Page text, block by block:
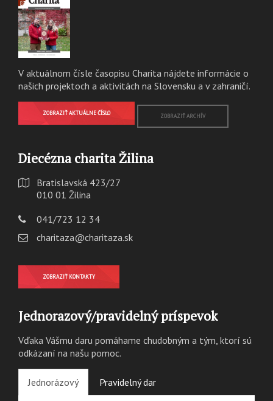
V aktuálnom čísle časopisu Charita nájdete informácie o
našich projektoch a aktivitách na Slovensku a v zahraničí.
ZOBRAZIŤ AKTUÁLNE ČÍSLO ZOBRAZIŤ ARCHÍV
Diecézna charita Žilina
Bratislavská 423/27
010 01 Žilina
041/723 12 34
charitaza@charitaza.sk
ZOBRAZIŤ KONTAKTY
Jednorazový/pravidelný príspevok
Vďaka Vášmu daru pomáhame chudobným a tým, ktorí sú
odkázaní na našu pomoc.
Jednorázový Pravidelný dar